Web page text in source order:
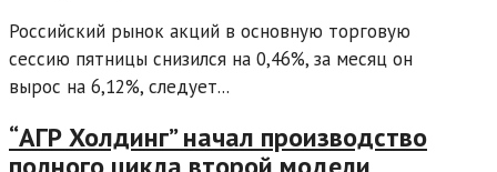
Российский рынок акций в основную торговую
сессию пятницы снизился на 0,46%, за месяц он
вырос на 6,12%, следует...
“АГР Холдинг” начал производство